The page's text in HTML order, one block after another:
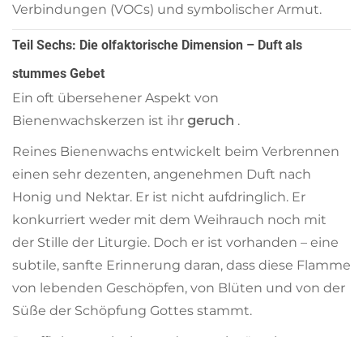
Verbindungen (VOCs) und symbolischer Armut.
Teil Sechs: Die olfaktorische Dimension – Duft als
stummes Gebet
Ein oft übersehener Aspekt von
Bienenwachskerzen ist ihr geruch .
Reines Bienenwachs entwickelt beim Verbrennen
einen sehr dezenten, angenehmen Duft nach
Honig und Nektar. Er ist nicht aufdringlich. Er
konkurriert weder mit dem Weihrauch noch mit
der Stille der Liturgie. Doch er ist vorhanden – eine
subtile, sanfte Erinnerung daran, dass diese Flamme
von lebenden Geschöpfen, von Blüten und von der
Süße der Schöpfung Gottes stammt.